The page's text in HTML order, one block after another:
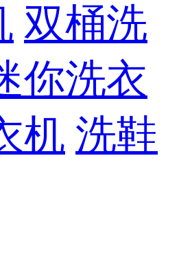
双桶洗
你洗衣
机 洗鞋